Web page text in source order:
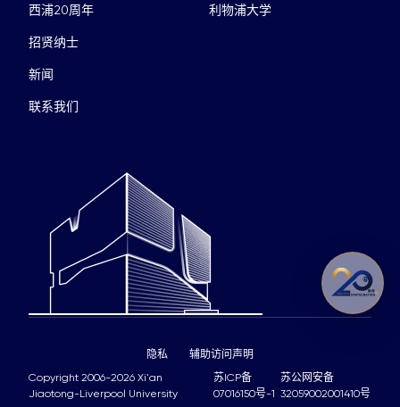
西浦20周年
招贤纳士
新闻
联系我们
利物浦大学
Copyright 2006-2026 Xi'an
Jiaotong-Liverpool University
苏ICP备
07016150号-1
苏公网安备
32059002001410号
隐私 辅助访问声明